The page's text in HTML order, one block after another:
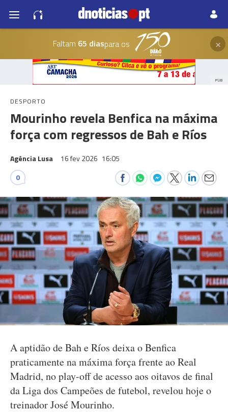
Faltam 65 diaspara os ×
PUB
DESPORTO
Mourinho revela Benfica na máxima
força com regressos de Bah e Ríos
Agência Lusa 16 fev 2026 16:05
0
A aptidão de Bah e Ríos deixa o Benfica
praticamente na máxima força frente ao Real
Madrid, no play-off de acesso aos oitavos de final
da Liga dos Campeões de futebol, revelou hoje o
treinador José Mourinho.